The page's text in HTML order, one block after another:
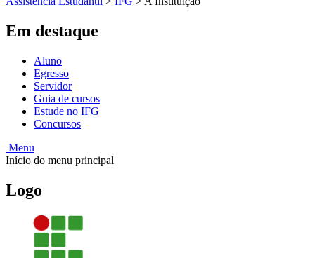
Em destaque
Aluno
Egresso
Servidor
Guia de cursos
Estude no IFG
Concursos
Menu
Início do menu principal
Logo